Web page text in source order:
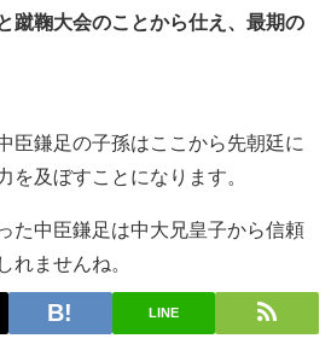
蹴鞠大会のことから仕え、最期の
臣鎌足の子孫はここから先朝廷に
を及ぼすことになります。
た中臣鎌足は中大兄皇子から信頼
れませんね。
LINE